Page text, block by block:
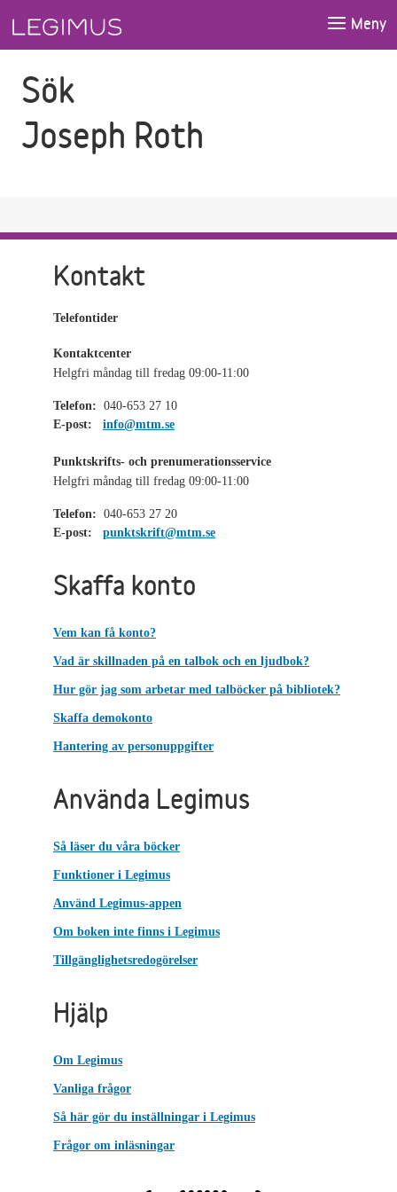
Meny
Sök
Joseph Roth
Kontakt
Telefontider
Kontaktcenter
Helgfri måndag till fredag 09:00-11:00
Telefon: 040-653 27 10
E-post:
info@mtm.se
Punktskrifts- och prenumerationsservice
Helgfri måndag till fredag 09:00-11:00
Telefon: 040-653 27 20
E-post:
punktskrift@mtm.se
Skaffa konto
Vem kan få konto?
Vad är skillnaden på en talbok och en ljudbok?
Hur gör jag som arbetar med talböcker på bibliotek?
Skaffa demokonto
Hantering av personuppgifter
Använda Legimus
Så läser du våra böcker
Funktioner i Legimus
Använd Legimus-appen
Om boken inte finns i Legimus
Tillgänglighetsredogörelser
Hjälp
Om Legimus
Vanliga frågor
Så här gör du inställningar i Legimus
Frågor om inläsningar